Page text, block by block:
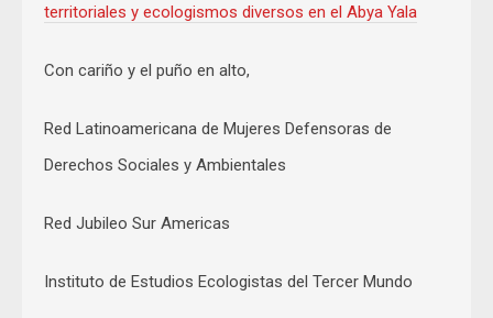
territoriales y ecologismos diversos en el Abya Yala
Con cariño y el puño en alto,
Red Latinoamericana de Mujeres Defensoras de
Derechos Sociales y Ambientales
Red Jubileo Sur Americas
Instituto de Estudios Ecologistas del Tercer Mundo